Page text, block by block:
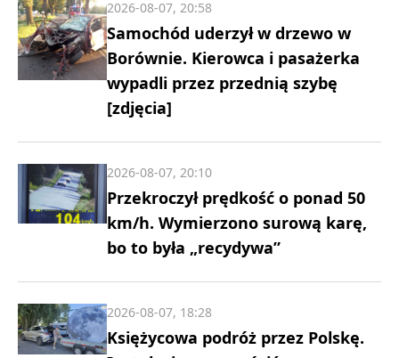
Samochód uderzył w drzewo w
Borównie. Kierowca i pasażerka
wypadli przez przednią szybę
[zdjęcia]
2026-08-07, 20:58
Przekroczył prędkość o ponad 50
km/h. Wymierzono surową karę,
bo to była „recydywa”
2026-08-07, 20:10
Księżycowa podróż przez Polskę.
2026-08-07, 18:28